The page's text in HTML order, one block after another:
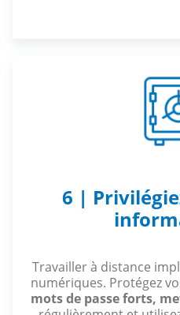
6 |
Travailler à distance
numériques. Protégez
mots de passe forts,